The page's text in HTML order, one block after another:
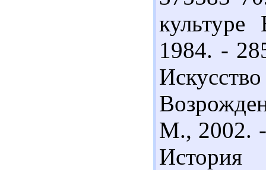
1984. -
М., 2002.
История